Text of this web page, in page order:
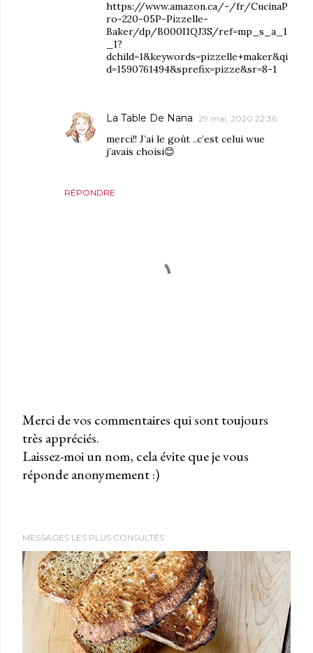
RÉPONDRE
https://www.amazon.ca/-/fr/CucinaP
ro-220-05P-Pizzelle-
Baker/dp/B000I1QJ3S/ref=mp_s_a_1
_1?
dchild=1&keywords=pizzelle+maker&qi
d=1590761494&sprefix=pizze&sr=8-1
La Table De Nana 29 mai, 2020 22:36
merci!! J’ai le goût ..c’est celui wue
j’avais choisi😊
P
u
b
r
u
c
Merci de vos commentaires qui sont toujours
très appréciés.
Laissez-moi un nom, cela évite que je vous
réponde anonymement :)
MESSAGES LES PLUS CONSULTÉS